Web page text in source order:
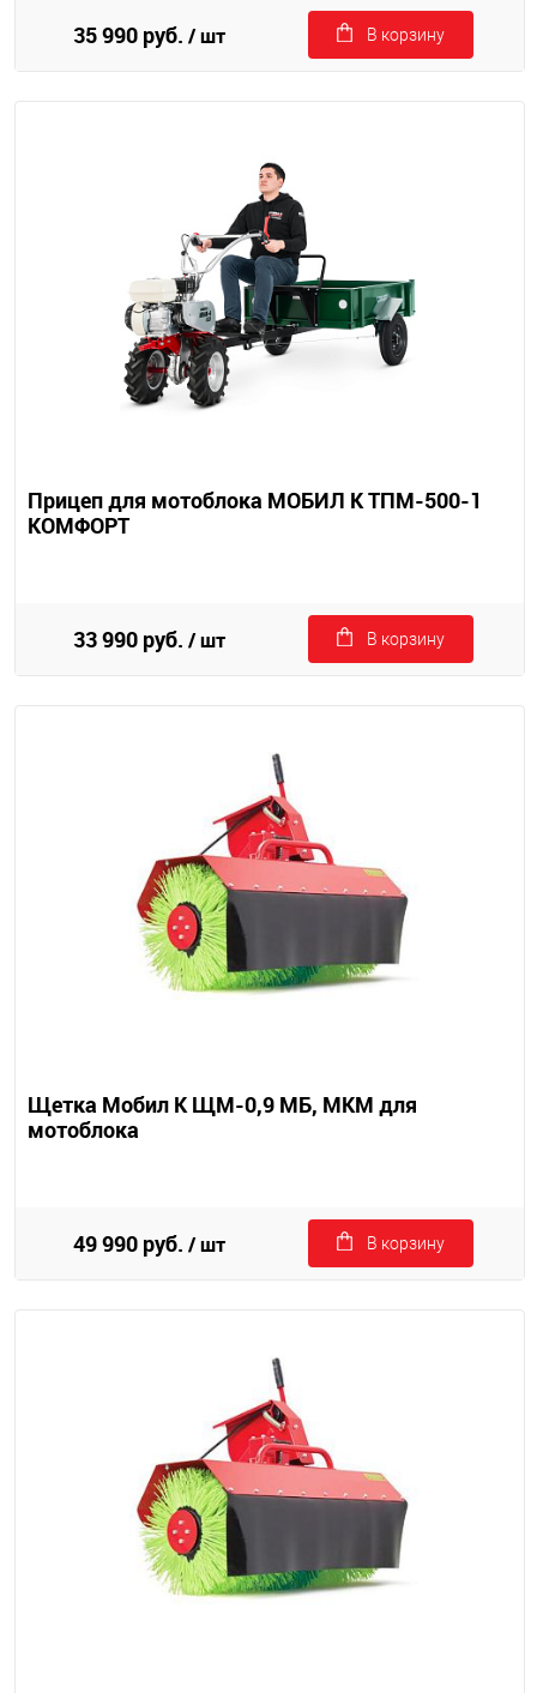
35 990 руб. / шт В корзину
Прицеп для мотоблока МОБИЛ К ТПМ-500-1
КОМФОРТ
33 990 руб. / шт В корзину
Щетка Мобил К ЩМ-0,9 МБ, МКМ для
мотоблока
49 990 руб. / шт В корзину